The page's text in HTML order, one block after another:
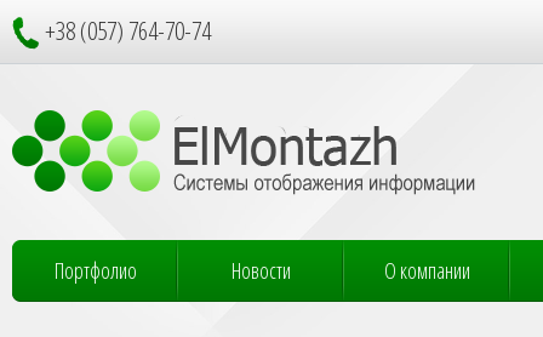
+38 (057) 764-70-74
Портфолио Новости О компании